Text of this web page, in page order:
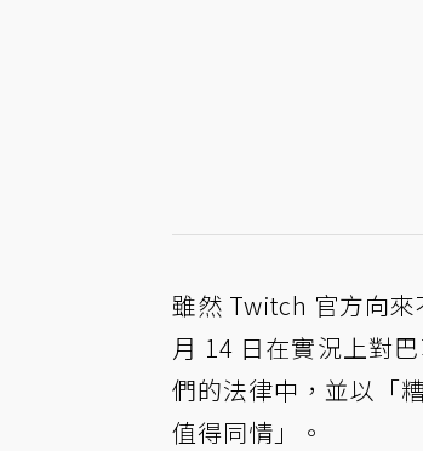
雖然 Twitch 官方向
月 14 日在實況上對
們的法律中，並以「
值得同情」。